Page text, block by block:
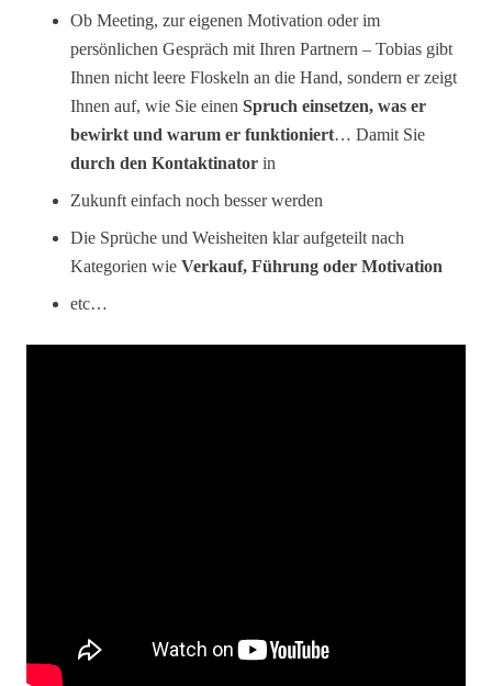
Ob Meeting, zur eigenen Motivation oder im
persönlichen Gespräch mit Ihren Partnern – Tobias gibt
Ihnen nicht leere Floskeln an die Hand, sondern er zeigt
Ihnen auf, wie Sie einen Spruch einsetzen, was er
bewirkt und warum er funktioniert… Damit Sie
durch den Kontaktinator in
Zukunft einfach noch besser werden
Die Sprüche und Weisheiten klar aufgeteilt nach
Kategorien wie Verkauf, Führung oder Motivation
etc…